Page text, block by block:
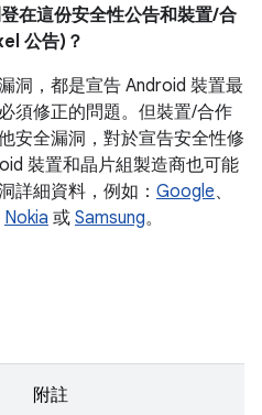
在這份安全性公告和裝置/合
公告)？
洞，都是宣告 Android 裝置最
須修正的問題。但裝置/合作
安全漏洞，對於宣告安全性修
裝置和晶片組製造商也可能
詳細資料，例如： Google、
Nokia 或 Samsung。
附註